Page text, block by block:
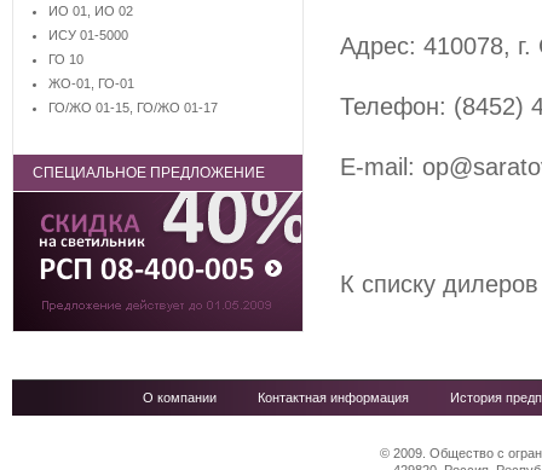
Адрес: 410078,
Телефон: (8452)
E-mail:
К списку дилеров
ИО 01, ИО 02
ИСУ 01-5000
ГО 10
ЖО-01, ГО-01
ГО/ЖО 01-15, ГО/ЖО 01-17
СПЕЦИАЛЬНОЕ ПРЕДЛОЖЕНИЕ
О компании Контактная информация История
© 2009. Общество с